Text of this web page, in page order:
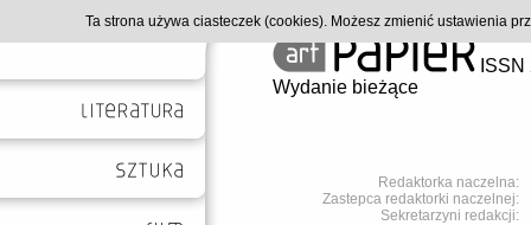
Wydanie bieżące
Redaktorka naczelna:
Zastepca redaktorki naczelnej:
Sekretarzyni redakcji:
Ta strona używa ciasteczek (cookies). Możesz zmienić ustawienia